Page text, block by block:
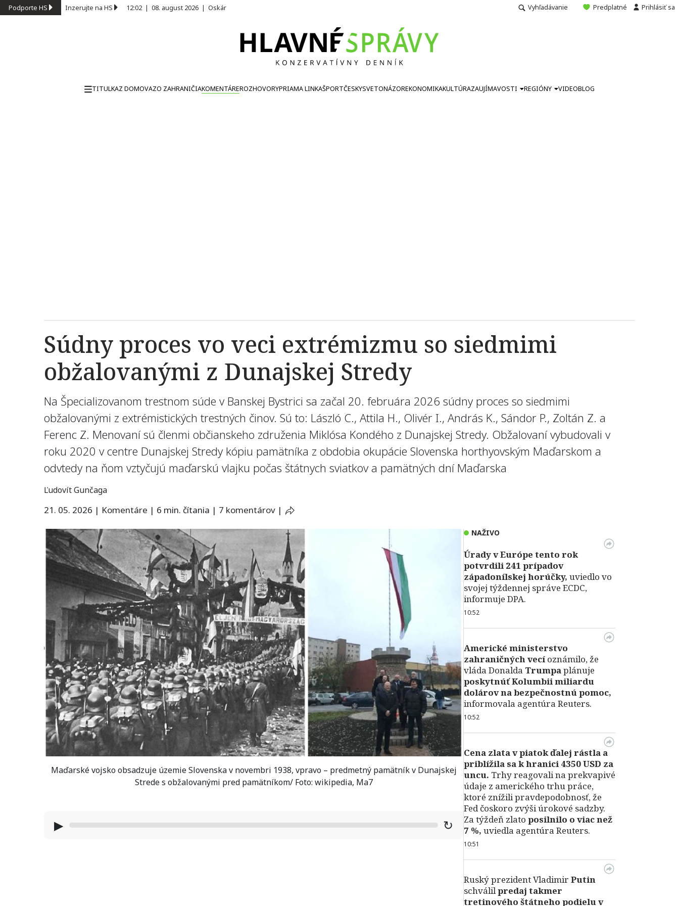
Podporte HS Inzerujte na HS 12:02 | 08. august 2026 | Oskár Vyhľadávanie Predplatné Prihlásiť sa
TITULKAZ DOMOVAZO ZAHRANIČIAKOMENTÁREROZHOVORYPRIAMA LINKAŠPORTČESKYSVETONÁZOREKONOMIKAKULTÚRAZAUJÍMAVOSTI REGIÓNY VIDEOBLOG
Súdny proces vo veci extrémizmu so siedmimi
obžalovanými z Dunajskej Stredy
Na Špecializovanom trestnom súde v Banskej Bystrici sa začal 20. februára 2026 súdny proces so siedmimi
obžalovanými z extrémistických trestných činov. Sú to: László C., Attila H., Olivér I., András K., Sándor P., Zoltán Z. a
Ferenc Z. Menovaní sú členmi občianskeho združenia Miklósa Kondého z Dunajskej Stredy. Obžalovaní vybudovali v
roku 2020 v centre Dunajskej Stredy kópiu pamätníka z obdobia okupácie Slovenska horthyovským Maďarskom a
odvtedy na ňom vztyčujú maďarskú vlajku počas štátnych sviatkov a pamätných dní Maďarska
Ľudovít Gunčaga
21. 05. 2026 | Komentáre | 6 min. čítania | 7 komentárov |
Maďarské vojsko obsadzuje územie Slovenska v novembri 1938, vpravo – predmetný pamätník v Dunajskej
Strede s obžalovanými pred pamätníkom/ Foto: wikipedia, Ma7
▶ ↻
NAŽIVO
Úrady v Európe tento rok
potvrdili 241 prípadov
západonílskej horúčky, uviedlo vo
svojej týždennej správe ECDC,
informuje DPA.
10:52
Americké ministerstvo
zahraničných vecí oznámilo, že
vláda Donalda Trumpaplánuje
poskytnúť Kolumbii miliardu
dolárov na bezpečnostnú pomoc,
informovala agentúra Reuters.
10:52
Cena zlata v piatok ďalej rástla a
priblížila sa k hranici 4350 USD za
uncu. Trhy reagovali na prekvapivé
údaje z amerického trhu práce,
ktoré znížili pravdepodobnosť, že
Fed čoskoro zvýši úrokové sadzby.
Za týždeň zlato posilnilo o viac než
7 %, uviedla agentúra Reuters.
10:51
Ruský prezident Vladimir Putin
schválilpredaj takmer
tretinového štátneho podielu v